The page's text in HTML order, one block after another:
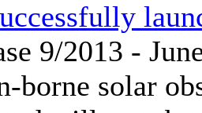
9/2013 -
borne solar